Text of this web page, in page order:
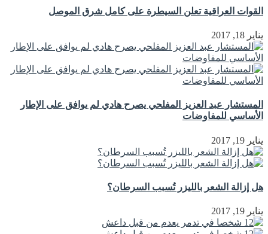
القوات العراقية تعلن السيطرة على كامل شرق الموصل
يناير 18, 2017
المستشار عبد العزيز المفلحي يصرح هادي لم يوافق على الإطار
الأساسي للمفاوضات
يناير 19, 2017
هل إزالة الشعر بالليزر تُسبب السرطان؟
يناير 19, 2017